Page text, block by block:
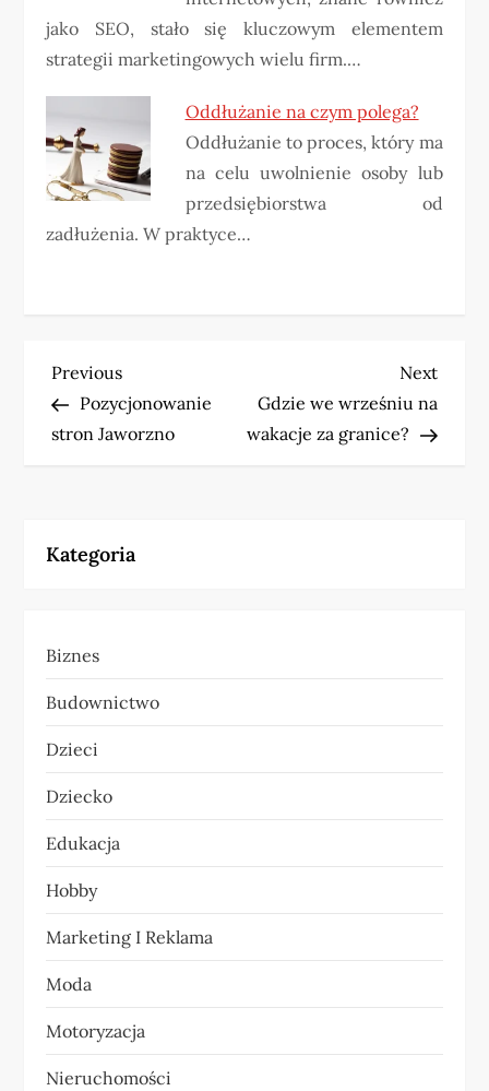
jako SEO, stało się kluczowym elementem
strategii marketingowych wielu firm.…
Oddłużanie na czym polega?
Oddłużanie to proces, który ma
na celu uwolnienie osoby lub
przedsiębiorstwa od
zadłużenia. W praktyce…
N
a
g
c
j
a
w
p
i
s
u
Previous
Post
Previous
Pozycjonowanie
stron Jaworzno
Next
Post
Next
Gdzie we wrześniu na
wakacje za granice?
Kategoria
Biznes
Budownictwo
Dzieci
Dziecko
Edukacja
Hobby
Marketing I Reklama
Moda
Motoryzacja
Nieruchomości